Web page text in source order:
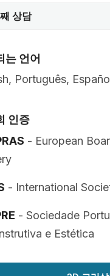
상담
는 언어
Português,
인증
- European
- International
- Sociedade
e Estética